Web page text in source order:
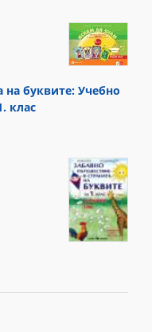
на буквите: Учебно
клас